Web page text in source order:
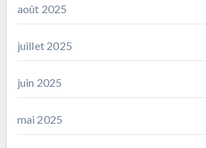
août 2025
juillet 2025
juin 2025
mai 2025